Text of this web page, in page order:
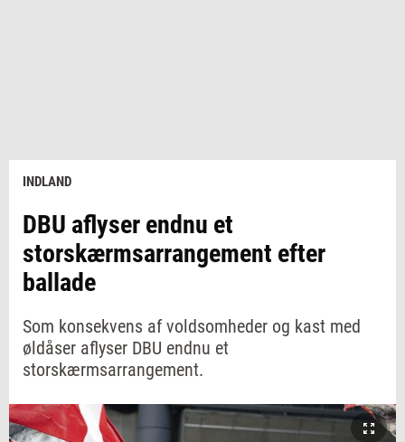
INDLAND
DBU aflyser endnu et
storskærmsarrangement efter
ballade
Som konsekvens af voldsomheder og kast med
øldåser aflyser DBU endnu et
storskærmsarrangement.